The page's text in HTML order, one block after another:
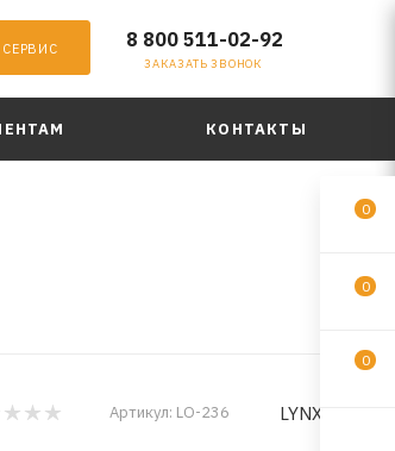
8 800 511-02-92
ЗАКАЗАТЬ ЗВОНОК
КОНТАКТЫ
Артикул: LO-236 LYNXauto
0
0
0